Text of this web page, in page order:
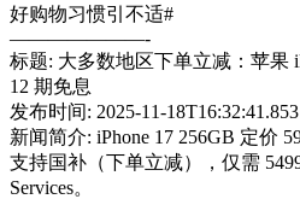
好购物习惯引不适#
———————-
标题: 大多数地区下单立减：苹果
12 期免息
发布时间: 2025-11-18T16:32:41.853
新闻简介: iPhone 17 256GB 定价
支持国补（下单立减），仅需
Services。